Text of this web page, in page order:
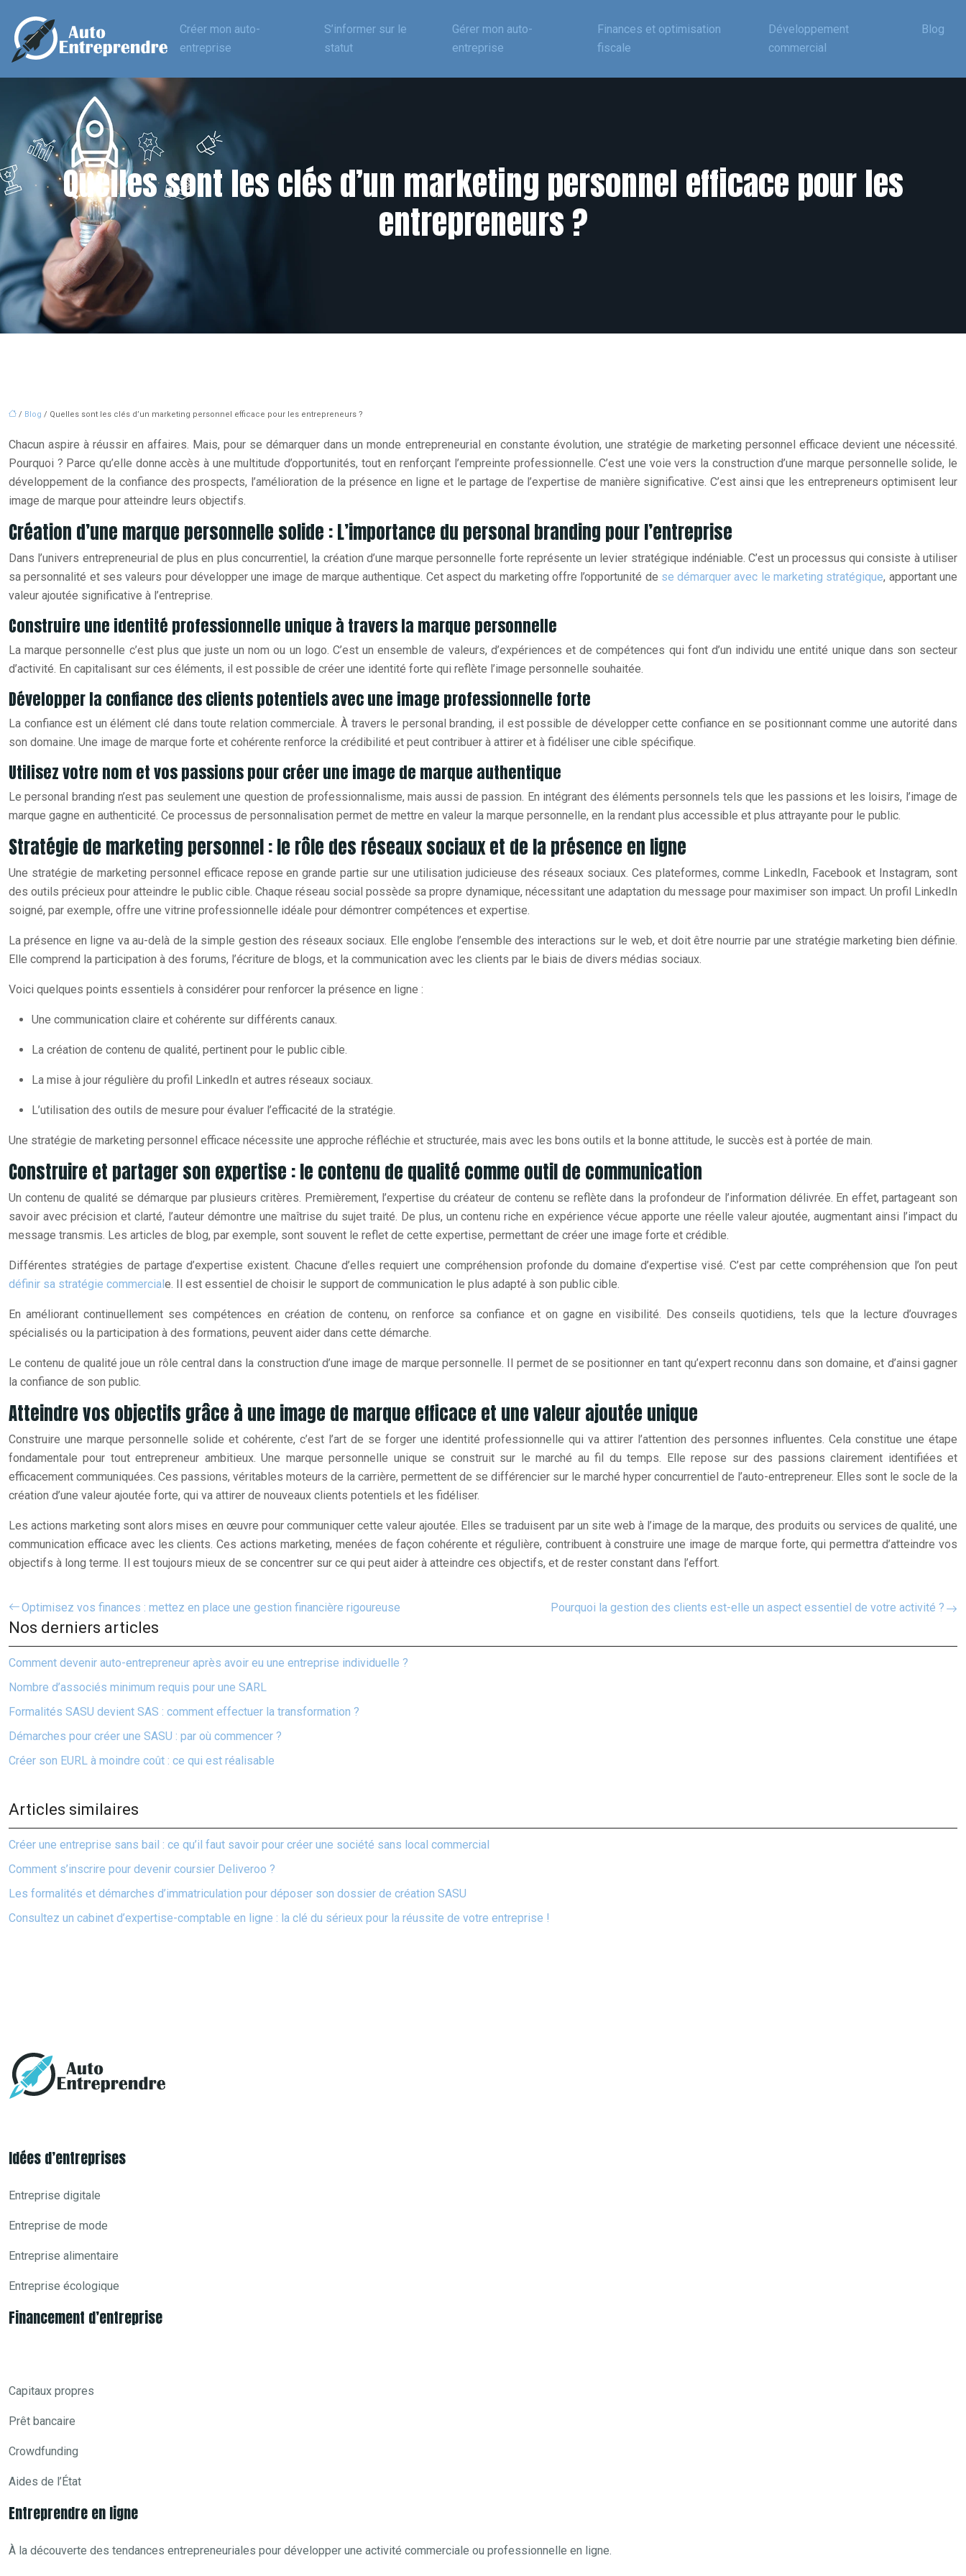
Créer mon auto-
entreprise
S’informer sur le
statut
Gérer mon auto-
entreprise
Finances et optimisation
fiscale
Développement
commercial
Blog
Quelles sont les clés d’un marketing personnel efficace pour les
entrepreneurs ?
/ Blog / Quelles sont les clés d’un marketing personnel efficace pour les entrepreneurs ?
Chacun aspire à réussir en affaires. Mais, pour se démarquer dans un monde entrepreneurial en constante évolution, une stratégie de marketing personnel efficace devient une nécessité.
Pourquoi ? Parce qu’elle donne accès à une multitude d’opportunités, tout en renforçant l’empreinte professionnelle. C’est une voie vers la construction d’une marque personnelle solide, le
développement de la confiance des prospects, l’amélioration de la présence en ligne et le partage de l’expertise de manière significative. C’est ainsi que les entrepreneurs optimisent leur
image de marque pour atteindre leurs objectifs.
Création d’une marque personnelle solide : L’importance du personal branding pour l’entreprise
Dans l’univers entrepreneurial de plus en plus concurrentiel, la création d’une marque personnelle forte représente un levier stratégique indéniable. C’est un processus qui consiste à utiliser
sa personnalité et ses valeurs pour développer une image de marque authentique. Cet aspect du marketing offre l’opportunité de se démarquer avec le marketing stratégique, apportant une
valeur ajoutée significative à l’entreprise.
Construire une identité professionnelle unique à travers la marque personnelle
La marque personnelle c’est plus que juste un nom ou un logo. C’est un ensemble de valeurs, d’expériences et de compétences qui font d’un individu une entité unique dans son secteur
d’activité. En capitalisant sur ces éléments, il est possible de créer une identité forte qui reflète l’image personnelle souhaitée.
Développer la confiance des clients potentiels avec une image professionnelle forte
La confiance est un élément clé dans toute relation commerciale. À travers le personal branding, il est possible de développer cette confiance en se positionnant comme une autorité dans
son domaine. Une image de marque forte et cohérente renforce la crédibilité et peut contribuer à attirer et à fidéliser une cible spécifique.
Utilisez votre nom et vos passions pour créer une image de marque authentique
Le personal branding n’est pas seulement une question de professionnalisme, mais aussi de passion. En intégrant des éléments personnels tels que les passions et les loisirs, l’image de
marque gagne en authenticité. Ce processus de personnalisation permet de mettre en valeur la marque personnelle, en la rendant plus accessible et plus attrayante pour le public.
Stratégie de marketing personnel : le rôle des réseaux sociaux et de la présence en ligne
Une stratégie de marketing personnel efficace repose en grande partie sur une utilisation judicieuse des réseaux sociaux. Ces plateformes, comme LinkedIn, Facebook et Instagram, sont
des outils précieux pour atteindre le public cible. Chaque réseau social possède sa propre dynamique, nécessitant une adaptation du message pour maximiser son impact. Un profil LinkedIn
soigné, par exemple, offre une vitrine professionnelle idéale pour démontrer compétences et expertise.
La présence en ligne va au-delà de la simple gestion des réseaux sociaux. Elle englobe l’ensemble des interactions sur le web, et doit être nourrie par une stratégie marketing bien définie.
Elle comprend la participation à des forums, l’écriture de blogs, et la communication avec les clients par le biais de divers médias sociaux.
Voici quelques points essentiels à considérer pour renforcer la présence en ligne :
Une communication claire et cohérente sur différents canaux.
La création de contenu de qualité, pertinent pour le public cible.
La mise à jour régulière du profil LinkedIn et autres réseaux sociaux.
L’utilisation des outils de mesure pour évaluer l’efficacité de la stratégie.
Une stratégie de marketing personnel efficace nécessite une approche réfléchie et structurée, mais avec les bons outils et la bonne attitude, le succès est à portée de main.
Construire et partager son expertise : le contenu de qualité comme outil de communication
Un contenu de qualité se démarque par plusieurs critères. Premièrement, l’expertise du créateur de contenu se reflète dans la profondeur de l’information délivrée. En effet, partageant son
savoir avec précision et clarté, l’auteur démontre une maîtrise du sujet traité. De plus, un contenu riche en expérience vécue apporte une réelle valeur ajoutée, augmentant ainsi l’impact du
message transmis. Les articles de blog, par exemple, sont souvent le reflet de cette expertise, permettant de créer une image forte et crédible.
Différentes stratégies de partage d’expertise existent. Chacune d’elles requiert une compréhension profonde du domaine d’expertise visé. C’est par cette compréhension que l’on peut
définir sa stratégie commerciale. Il est essentiel de choisir le support de communication le plus adapté à son public cible.
En améliorant continuellement ses compétences en création de contenu, on renforce sa confiance et on gagne en visibilité. Des conseils quotidiens, tels que la lecture d’ouvrages
spécialisés ou la participation à des formations, peuvent aider dans cette démarche.
Le contenu de qualité joue un rôle central dans la construction d’une image de marque personnelle. Il permet de se positionner en tant qu’expert reconnu dans son domaine, et d’ainsi gagner
la confiance de son public.
Atteindre vos objectifs grâce à une image de marque efficace et une valeur ajoutée unique
Construire une marque personnelle solide et cohérente, c’est l’art de se forger une identité professionnelle qui va attirer l’attention des personnes influentes. Cela constitue une étape
fondamentale pour tout entrepreneur ambitieux. Une marque personnelle unique se construit sur le marché au fil du temps. Elle repose sur des passions clairement identifiées et
efficacement communiquées. Ces passions, véritables moteurs de la carrière, permettent de se différencier sur le marché hyper concurrentiel de l’auto-entrepreneur. Elles sont le socle de la
création d’une valeur ajoutée forte, qui va attirer de nouveaux clients potentiels et les fidéliser.
Les actions marketing sont alors mises en œuvre pour communiquer cette valeur ajoutée. Elles se traduisent par un site web à l’image de la marque, des produits ou services de qualité, une
communication efficace avec les clients. Ces actions marketing, menées de façon cohérente et régulière, contribuent à construire une image de marque forte, qui permettra d’atteindre vos
objectifs à long terme. Il est toujours mieux de se concentrer sur ce qui peut aider à atteindre ces objectifs, et de rester constant dans l’effort.
Optimisez vos finances : mettez en place une gestion financière rigoureuse Pourquoi la gestion des clients est-elle un aspect essentiel de votre activité ?
Nos derniers articles
Comment devenir auto-entrepreneur après avoir eu une entreprise individuelle ?
Nombre d’associés minimum requis pour une SARL
Formalités SASU devient SAS : comment effectuer la transformation ?
Démarches pour créer une SASU : par où commencer ?
Créer son EURL à moindre coût : ce qui est réalisable
Articles similaires
Créer une entreprise sans bail : ce qu’il faut savoir pour créer une société sans local commercial
Comment s’inscrire pour devenir coursier Deliveroo ?
Les formalités et démarches d’immatriculation pour déposer son dossier de création SASU
Consultez un cabinet d’expertise-comptable en ligne : la clé du sérieux pour la réussite de votre entreprise !
Idées d’entreprises
Entreprise digitale
Entreprise de mode
Entreprise alimentaire
Entreprise écologique
Financement d’entreprise
Capitaux propres
Prêt bancaire
Crowdfunding
Aides de l’État
Entreprendre en ligne
À la découverte des tendances entrepreneuriales pour développer une activité commerciale ou professionnelle en ligne.